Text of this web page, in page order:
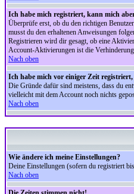
Ich habe mich registriert, kann mich
Überprüfe erst, ob du den richtigen
musst du den erhaltenen Anweisungen
Registrieren wird dir gesagt, ob eine
Account-Aktivierungen ist die
Nach oben
Ich habe mich vor einiger Zeit
Die Gründe dafür sind meistens, dass du
vielleicht mit dem Account noch nichts
Nach oben
Wie ändere ich meine Einstellungen?
Deine Einstellungen (sofern du registriert
Nach oben